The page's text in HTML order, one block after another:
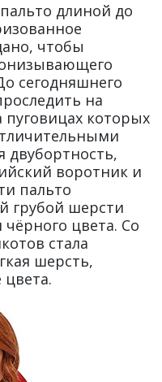
длиной до
чтобы
сегодняшнего
на
пуговицах которых
двубортность,
воротник и
пальто
грубой шерсти
цвета. Со
стала
шерсть,